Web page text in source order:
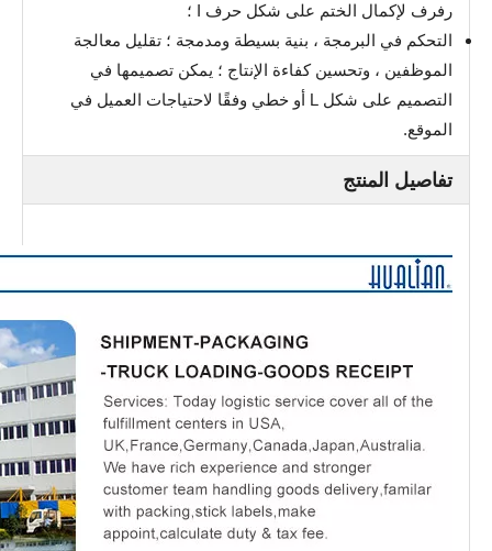
رفرف لإكمال الختم على شكل حرف I ؛
التحكم في البرمجة ، بنية بسيطة ومدمجة ؛ تقليل معالجة
الموظفين ، وتحسين كفاءة الإنتاج ؛ يمكن تصميمها في
التصميم على شكل L أو خطي وفقًا لاحتياجات العميل في
الموقع.
تفاصيل المنتج